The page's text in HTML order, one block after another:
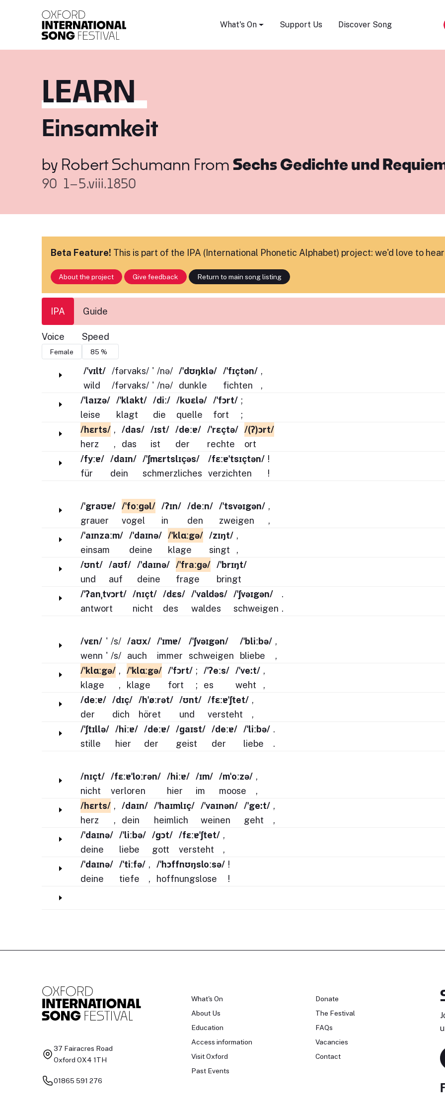
What's On Support Us Discover Song
LEARN
Einsamkeit
by Robert Schumann From Sechs Gedichte und
90 1–5.viii.1850
Beta Feature! This is part of the IPA (International Phonetic Alphabet) project: we'd love to hear
About the project Give feedback Return to main song listing
IPA Guide
Voice Speed
/ˈvɪlt/
wild
/fərvaks/
/fərvaks/
'
'
/nə/
/nə/
/ˈdʊŋklə/
dunkle
/ˈfɪçtən/
fichten
,
,
/ˈlaɪzə/
leise
/ˈklakt/
klagt
/diː/
die
/kʋɛlə/
quelle
/ˈfɔrt/
fort
;
;
/hɛrts/
herz
,
,
/das/
das
/ɪst/
ist
/deːɐ/
der
/ˈrɛçtə/
rechte
/(ʔ)ɔrt/
ort
/fyːɐ/
für
/daɪn/
dein
/ˈʃmɛrtslɪçəs/
schmerzliches
/fɛːɐˈtsɪçtən/
verzichten
!
!
/ˈgraʊɐ/
grauer
/ˈfoːɡəl/
vogel
/ʔɪn/
in
/deːn/
den
/ˈtsvəɪgən/
zweigen
,
,
/ˈaɪnzaːm/
einsam
/ˈdaɪnə/
deine
/ˈklɑːgə/
klage
/zɪŋt/
singt
,
,
/ʊnt/
und
/aʊf/
auf
/ˈdaɪnə/
deine
/ˈfraːɡə/
frage
/ˈbrɪŋt/
bringt
/ˈʔanˌtvɔrt/
antwort
/nɪçt/
nicht
/dɛs/
des
/ˈvaldəs/
waldes
/ˈʃvəɪgən/
schweigen
.
.
/vɛn/
wenn
'
'
/s/
/s/
/aʊx/
auch
/ˈɪmɐ/
immer
/ˈʃvəɪgən/
schweigen
/ˈbliːbə/
bliebe
,
,
/ˈklɑːgə/
klage
,
,
/ˈklɑːgə/
klage
/ˈfɔrt/
fort
;
;
/ˈʔeːs/
es
/ˈve:t/
weht
,
,
/deːɐ/
der
/dɪç/
dich
/hˈøːrət/
höret
/ʊnt/
und
/fɛːɐˈʃtet/
versteht
,
,
/ˈʃtɪllə/
stille
/hiːɐ/
hier
/deːɐ/
der
/ɡaɪst/
geist
/deːɐ/
der
/ˈliːbə/
liebe
.
.
/nɪçt/
nicht
/fɛːɐˈloːrən/
verloren
/hiːɐ/
hier
/ɪm/
im
/mˈoːzə/
moose
,
,
/hɛrts/
herz
,
,
/daɪn/
dein
/ˈhaɪmlɪç/
heimlich
/ˈvaɪnən/
weinen
/ˈge:t/
geht
,
,
/ˈdaɪnə/
deine
/ˈliːbə/
liebe
/ɡɔt/
gott
/fɛːɐˈʃtet/
versteht
,
,
/ˈdaɪnə/
deine
/ˈtiːfə/
tiefe
,
,
/ˈhɔffnʊŋsloːsə/
hoffnungslose
!
!
37 Fairacres Road
Oxford OX4 1TH
01865 591 276
What's On
About Us
Education
Access information
Visit Oxford
Past Events
Donate
The Festival
FAQs
Vacancies
Contact